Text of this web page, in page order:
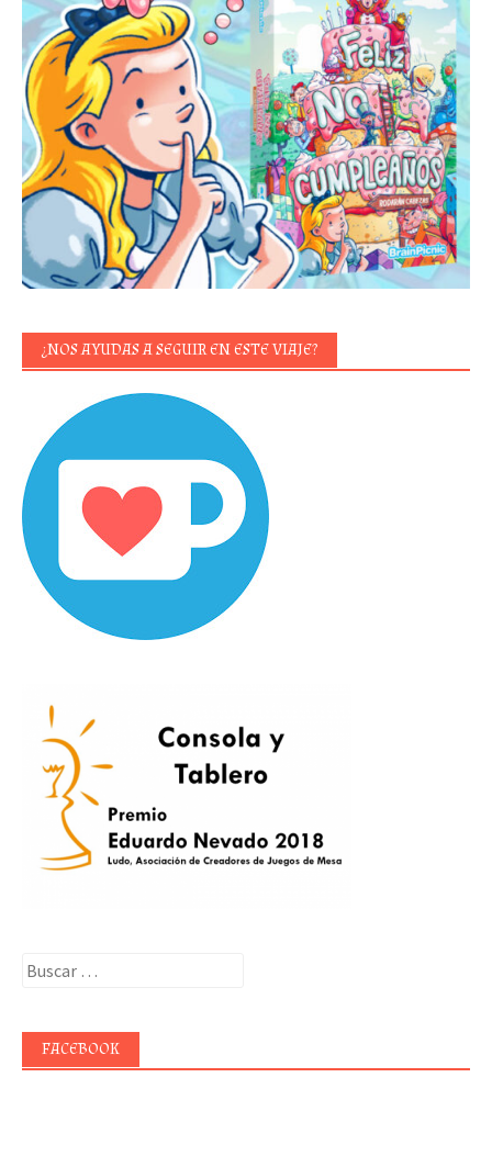
¿NOS AYUDAS A SEGUIR EN ESTE VIAJE?
Buscar:
FACEBOOK